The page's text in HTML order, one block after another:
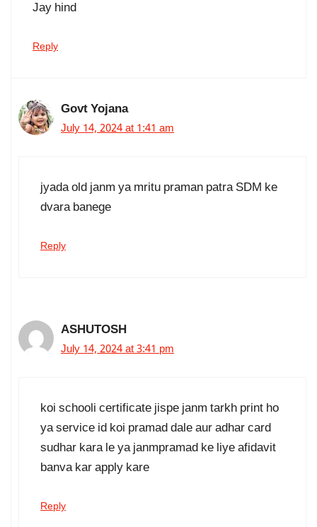
Jay hind
Reply
Govt Yojana
July 14, 2024 at 1:41 am
jyada old janm ya mritu praman patra SDM ke
dvara banege
Reply
ASHUTOSH
July 14, 2024 at 3:41 pm
koi schooli certificate jispe janm tarkh print ho
ya service id koi pramad dale aur adhar card
sudhar kara le ya janmpramad ke liye afidavit
banva kar apply kare
Reply